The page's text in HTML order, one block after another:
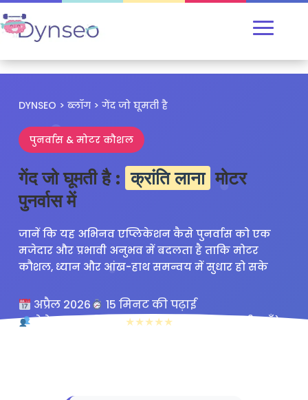
DYNSEO > ब्लॉग > गेंद जो घूमती है
पुनर्वास & मोटर कौशल
गेंद जो घूमती है : क्रांति लाना मोटर
पुनर्वास में
जानें कि यह अभिनव एप्लिकेशन कैसे पुनर्वास को एक
मजेदार और प्रभावी अनुभव में बदलता है ताकि मोटर
कौशल, ध्यान और आंख-हाथ समन्वय में सुधार हो सके
अप्रैल 2026
15 मिनट की पढ़ाई
पेशेवर & व्यक्तिगत ★★★★★ 4.8/5 (127 समीक्षाएँ)